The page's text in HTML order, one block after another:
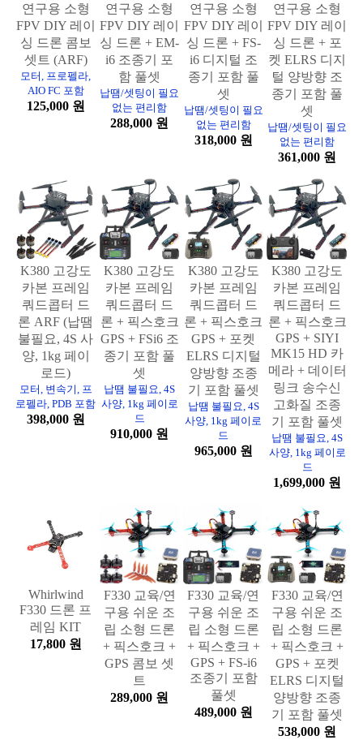
연구용 소형
FPV DIY 레이
싱 드론 콤보
셋트 (ARF)
모터, 프로펠라,
AIO FC 포함
125,000 원
연구용 소형
FPV DIY 레이
싱 드론 + EM-
i6 조종기 포
함 풀셋
납땜/셋팅이 필요
없는 편리함
288,000 원
연구용 소형
FPV DIY 레이
싱 드론 + FS-
i6 디지털 조
종기 포함 풀
셋
납땜/셋팅이 필요
없는 편리함
318,000 원
연구용 소형
FPV DIY 레이
싱 드론 + 포
켓 ELRS 디지
털 양방향 조
종기 포함 풀
셋
납땜/셋팅이 필요
없는 편리함
361,000 원
K380 고강도
카본 프레임
쿼드콥터 드
론 ARF (납땜
불필요, 4S 사
양, 1kg 페이
로드)
모터, 변속기, 프
로펠라, PDB 포함
398,000 원
K380 고강도
카본 프레임
쿼드콥터 드
론 + 픽스호크
GPS + FSi6 조
종기 포함 풀
셋
납땜 불필요, 4S
사양, 1kg 페이로
드
910,000 원
K380 고강도
카본 프레임
쿼드콥터 드
론 + 픽스호크
GPS + 포켓
ELRS 디지털
양방향 조종
기 포함 풀셋
납땜 불필요, 4S
사양, 1kg 페이로
드
965,000 원
K380 고강도
카본 프레임
쿼드콥터 드
론 + 픽스호크
GPS + SIYI
MK15 HD 카
메라 + 데이터
링크 송수신
고화질 조종
기 포함 풀셋
납땜 불필요, 4S
사양, 1kg 페이로
드
1,699,000 원
Whirlwind
F330 드론 프
레임 KIT
17,800 원
F330 교육/연
구용 쉬운 조
립 소형 드론
+ 픽스호크 +
GPS 콤보 셋
트
289,000 원
F330 교육/연
구용 쉬운 조
립 소형 드론
+ 픽스호크 +
GPS + FS-i6
조종기 포함
풀셋
489,000 원
F330 교육/연
구용 쉬운 조
립 소형 드론
+ 픽스호크 +
GPS + 포켓
ELRS 디지털
양방향 조종
기 포함 풀셋
538,000 원